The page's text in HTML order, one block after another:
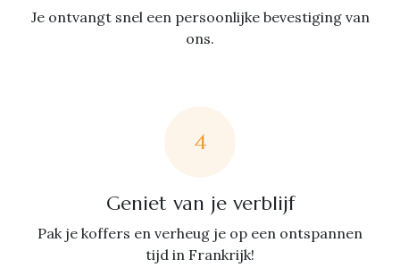
Je ontvangt snel een persoonlijke bevestiging van
ons.
4
Geniet van je verblijf
Pak je koffers en verheug je op een ontspannen
tijd in Frankrijk!